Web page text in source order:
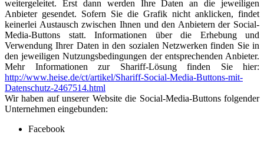
weitergeleitet. Erst dann werden Ihre Daten an die jeweiligen
Anbieter gesendet. Sofern Sie die Grafik nicht anklicken, findet
keinerlei Austausch zwischen Ihnen und den Anbietern der Social-
Media-Buttons statt. Informationen über die Erhebung und
Verwendung Ihrer Daten in den sozialen Netzwerken finden Sie in
den jeweiligen Nutzungsbedingungen der entsprechenden Anbieter.
Mehr Informationen zur Shariff-Lösung finden Sie hier:
http://www.heise.de/ct/artikel/Shariff-Social-Media-Buttons-mit-
Datenschutz-2467514.html
Wir haben auf unserer Website die Social-Media-Buttons folgender
Unternehmen eingebunden:
Facebook